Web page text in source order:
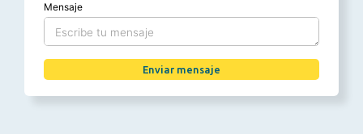
¿Eres un doctor?
Mensaje
Enviar mensaje